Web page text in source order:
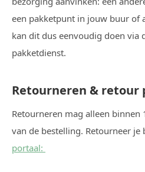
een pakketpunt in jouw buur of
kan dit dus eenvoudig doen via
pakketdienst.
Retourneren & retour
Retourneren mag alleen binnen
van de bestelling. Retourneer je
portaal: